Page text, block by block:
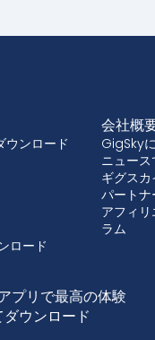
ウンロード
会社概
GigSky
ニュー
ギグス
パートナ
アフィ
ラム
ロード
プリで最高の体験
ウンロード